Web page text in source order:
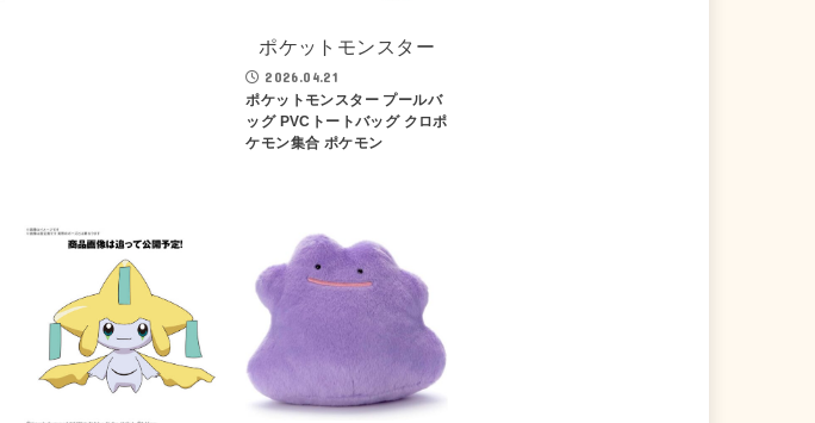
ポケットモンスター
2026.04.21
ポケットモンスター プールバ
ッグ PVCトートバッグ クロポ
ケモン集合 ポケモン